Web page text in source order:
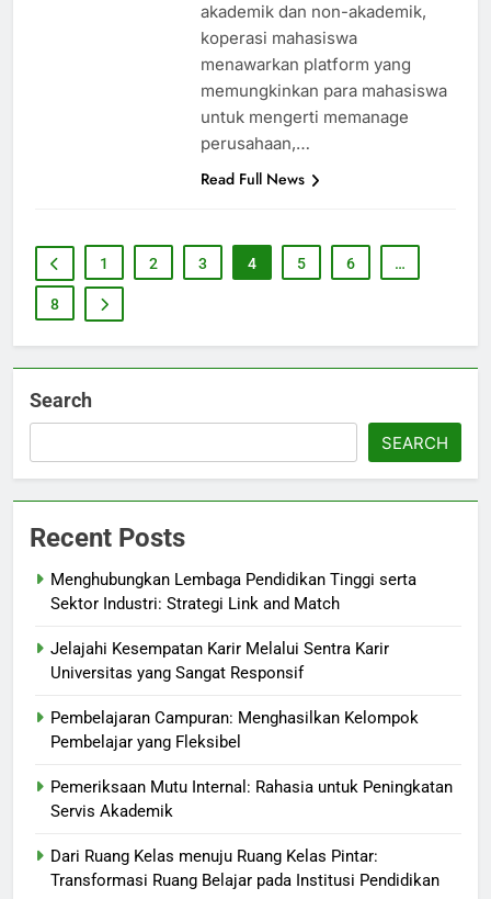
akademik dan non-akademik,
koperasi mahasiswa
menawarkan platform yang
memungkinkan para mahasiswa
untuk mengerti memanage
perusahaan,…
Read Full News
1 2 3 4 5 6 …
8
Search
SEARCH
Recent Posts
Menghubungkan Lembaga Pendidikan Tinggi serta
Sektor Industri: Strategi Link and Match
Jelajahi Kesempatan Karir Melalui Sentra Karir
Universitas yang Sangat Responsif
Pembelajaran Campuran: Menghasilkan Kelompok
Pembelajar yang Fleksibel
Pemeriksaan Mutu Internal: Rahasia untuk Peningkatan
Servis Akademik
Dari Ruang Kelas menuju Ruang Kelas Pintar:
Transformasi Ruang Belajar pada Institusi Pendidikan